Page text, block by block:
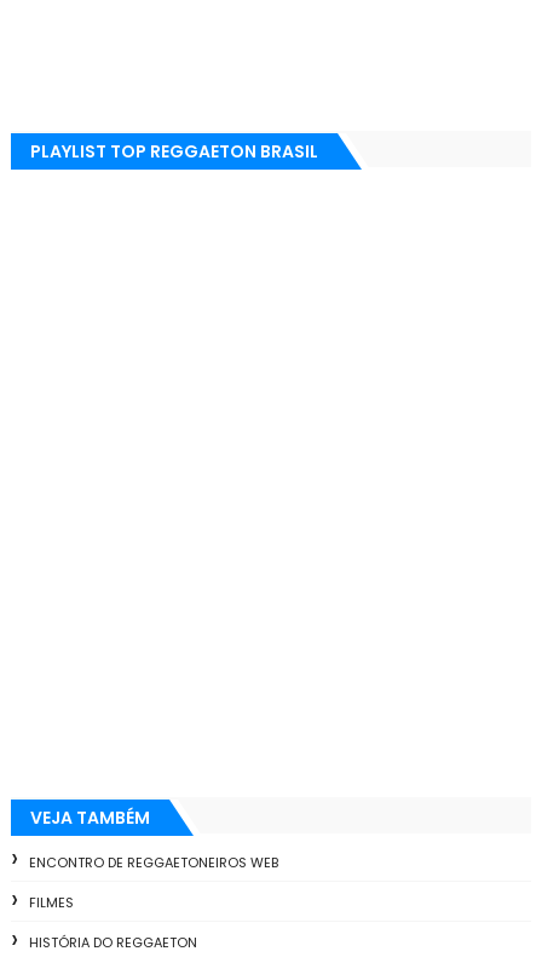
PLAYLIST TOP REGGAETON BRASIL
VEJA TAMBÉM
ENCONTRO DE REGGAETONEIROS WEB
FILMES
HISTÓRIA DO REGGAETON